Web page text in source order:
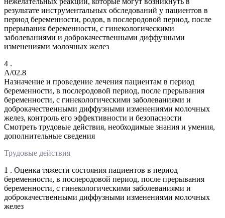
результате инструментальных обследований у пациентов в
период беременности, родов, в послеродовой период, после
прерывания беременности, с гинекологическими
заболеваниями и доброкачественными диффузными
изменениями молочных желез
4 .
A/02.8
Назначение и проведение лечения пациентам в период
беременности, в послеродовой период, после прерывания
беременности, с гинекологическими заболеваниями и
доброкачественными диффузными изменениями молочных
желез, контроль его эффективности и безопасности
Смотреть трудовые действия, необходимые знания и умения,
дополнительные сведения
Трудовые действия
1 . Оценка тяжести состояния пациентов в период
беременности, в послеродовой период, после прерывания
беременности, с гинекологическими заболеваниями и
доброкачественными диффузными изменениями молочных
желез